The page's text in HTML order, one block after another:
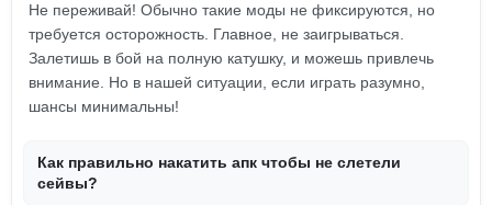
Не переживай! Обычно такие моды не фиксируются, но
требуется осторожность. Главное, не заигрываться.
Залетишь в бой на полную катушку, и можешь привлечь
внимание. Но в нашей ситуации, если играть разумно,
шансы минимальны!
Как правильно накатить апк чтобы не слетели
сейвы?